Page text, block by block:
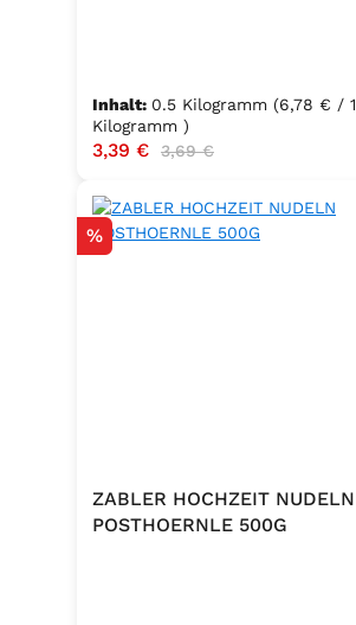
Inhalt: 0.5 Kilogramm (6,78 € / 1
Kilogramm )
Verkaufspreis:
3,39 € Regulärer Preis:
3,69 €
Rabatt
%
ZABLER HOCHZEIT NUDELN
POSTHOERNLE 500G